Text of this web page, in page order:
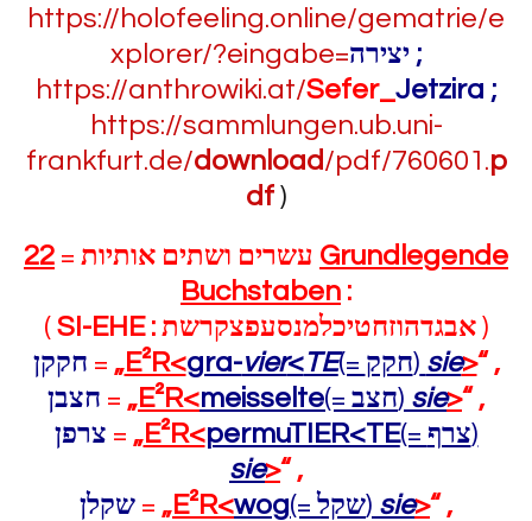
https://holofeeling.online/gematrie/e
xplorer/?eingabe=יצירה ;
https://anthrowiki.at/Sefer_ Jetzira ;
https://sammlungen.ub.uni-
frankfurt.de/download/pdf/760601.p
df)
עשרים ושתים אותיות =
22
Grundlegende
Buchstaben :
( SI-EHE : אבגדהוזחטיכלמנסעפצקרשת )
חקקן = „E²R<gra-vier<TE(= חקק) sie>“ ,
חצבן = „E²R<meisselte(= חצב) sie>“ ,
צרפן = „E²R<permuTIER<TE(= צרף)
sie>“ ,
שקלן = „E²R<wog(= שקל) sie>“ ,